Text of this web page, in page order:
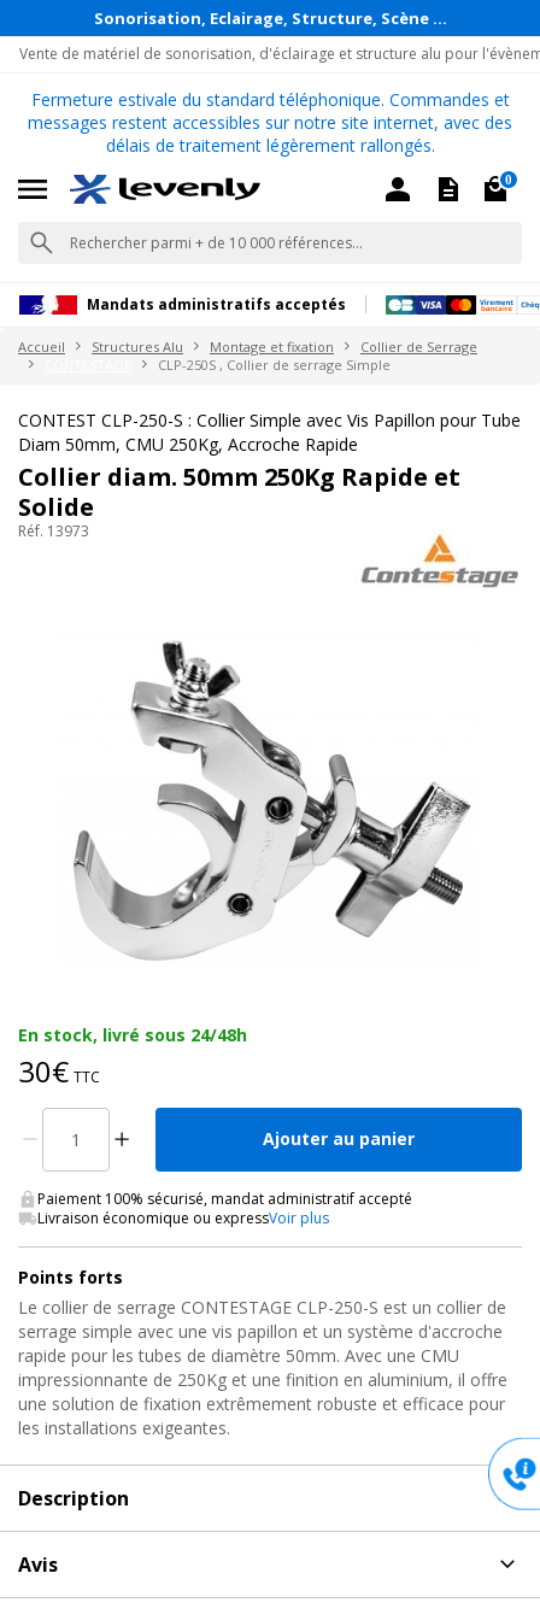
Sonorisation, Eclairage, Structure, Scène ...
Vente de matériel de sonorisation, d'éclairage et structure alu pour
Fermeture estivale du standard téléphonique. Commandes et
messages restent accessibles sur notre site internet, avec des
délais de traitement légèrement rallongés.
0
Mandats administratifs acceptés
Accueil Structures Alu Montage et fixation
Collier de Serrage
CLP-250S , Collier de serrage Simple
CONTEST CLP-250-S : Collier Simple avec Vis Papillon pour Tube
Diam 50mm, CMU 250Kg, Accroche Rapide
Collier diam. 50mm 250Kg Rapide et
Solide
Réf. 13973
En stock, livré sous 24/48h
30€ TTC
Ajouter au panier
Paiement 100% sécurisé, mandat administratif accepté
Livraison économique ou expressVoir plus
Points forts
Le collier de serrage CONTESTAGE CLP-250-S est un collier de
serrage simple avec une vis papillon et un système d'accroche
rapide pour les tubes de diamètre 50mm. Avec une CMU
impressionnante de 250Kg et une finition en aluminium, il offre
une solution de fixation extrêmement robuste et efficace pour
les installations exigeantes.
Description
Contestage
Avis